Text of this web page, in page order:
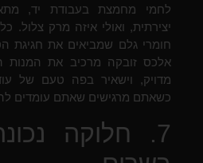
לחמי מחמצת בעבודת יד,
יצירתית, ואולי איזה מרק צלול.
חומרי גלם שמביאים את חגיגת
אלכס זובקה מרכיב את המנות
מדויק, וישאיר בפה טעם של
כשאתם מרגישים שאתם עומדים
7. חלוקה